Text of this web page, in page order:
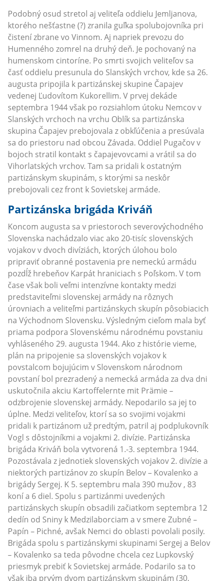
Podobný osud stretol aj veliteľa oddielu Jemljanova,
ktorého nešťastne (?) zranila guľka spolubojovníka pri
čistení zbrane vo Vinnom. Aj napriek prevozu do
Humenného zomrel na druhý deň. Je pochovaný na
humenskom cintoríne. Po smrti svojich veliteľov sa
časť oddielu presunula do Slanských vrchov, kde sa 26.
augusta pripojila k partizánskej skupine Čapajev
vedenej Ľudovítom Kukorellim. V prvej dekáde
septembra 1944 však po rozsiahlom útoku Nemcov v
Slanských vrchoch na vrchu Oblík sa partizánska
skupina Čapajev prebojovala z obkľúčenia a presúvala
sa do priestoru nad obcou Závada. Oddiel Pugačov v
bojoch stratil kontakt s čapajevovcami a vrátil sa do
Vihorlatských vrchov. Tam sa pridali k ostatným
partizánskym skupinám, s ktorými sa neskôr
prebojovali cez front k Sovietskej armáde.
Partizánska brigáda Kriváň
Koncom augusta sa v priestoroch severovýchodného
Slovenska nachádzalo viac ako 20-tisíc slovenských
vojakov v dvoch divíziách, ktorých úlohou bolo
pripraviť obranné postavenia pre nemeckú armádu
pozdĺž hrebeňov Karpát hraniciach s Poľskom. V tom
čase však boli veľmi intenzívne kontakty medzi
predstaviteľmi slovenskej armády na rôznych
úrovniach a veliteľmi partizánskych skupín pôsobiacich
na Východnom Slovensku. Výsledným cieľom mala byť
priama podpora Slovenskému národnému povstaniu
vyhláseného 29. augusta 1944. Ako z histórie vieme,
plán na pripojenie sa slovenských vojakov k
povstalcom bojujúcim v Slovenskom národnom
povstaní bol prezradený a nemecká armáda za dva dni
uskutočnila akciu Kartoffelernte mit Prämie –
odzbrojenie slovenskej armády. Nepodarilo sa jej to
úplne. Medzi veliteľov, ktorí sa so svojimi vojakmi
pridali k partizánom už predtým, patril aj podplukovník
Vogl s dôstojníkmi a vojakmi 2. divízie. Partizánska
brigáda Kriváň bola vytvorená 1.-3. septembra 1944.
Pozostávala z jednotiek slovenských vojakov 2. divízie a
niektorých partizánov zo skupín Belov – Kovalenko a
brigády Sergej. K 5. septembru mala 390 mužov , 83
koní a 6 diel. Spolu s partizánmi uvedených
partizánskych skupín obsadili začiatkom septembra 12
dedín od Sniny k Medzilaborciam a v smere Zubné –
Papín – Pichné, avšak Nemci do oblasti povolali posily.
Brigáda spolu s partizánskymi skupinami Sergej a Belov
– Kovalenko sa teda pôvodne chcela cez Lupkovský
priesmyk prebiť k Sovietskej armáde. Podarilo sa to
však iba prvým dvom partizánskym skupinám (30.